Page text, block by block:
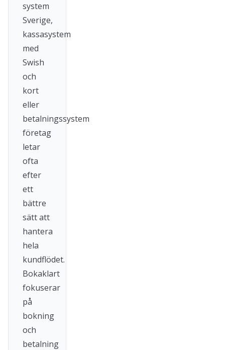
system
Sverige,
kassasystem
med
Swish
och
kort
eller
betalningssystem
företag
letar
ofta
efter
ett
bättre
sätt att
hantera
hela
kundflödet.
Bokaklart
fokuserar
på
bokning
och
betalning